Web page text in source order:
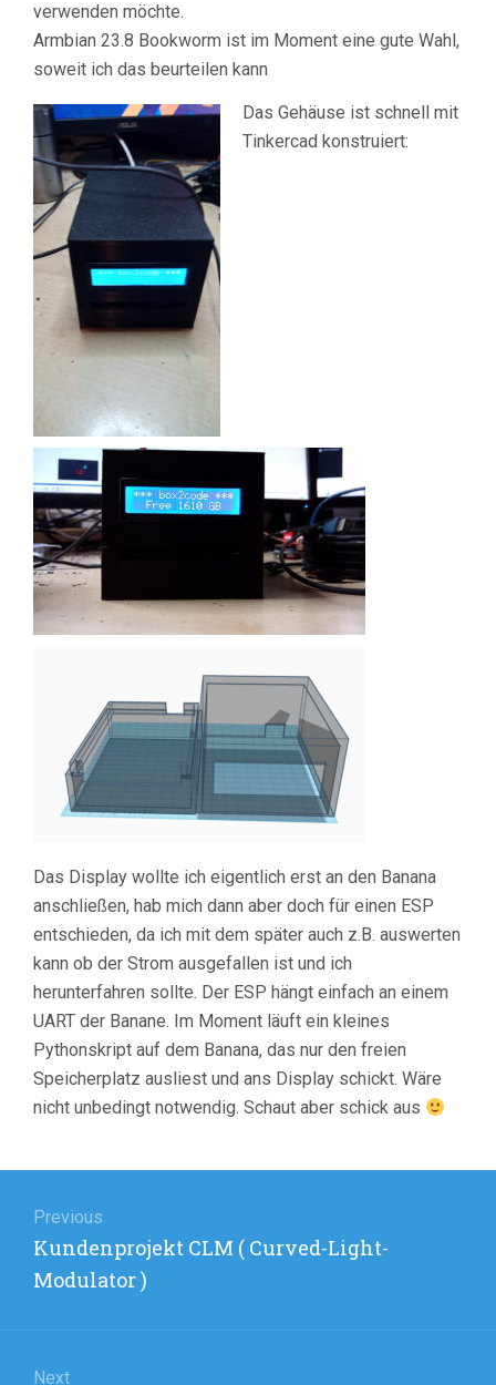
verwenden möchte.
Armbian 23.8 Bookworm ist im Moment eine gute Wahl,
soweit ich das beurteilen kann
Das Gehäuse ist schnell mit
Tinkercad konstruiert:
Das Display wollte ich eigentlich erst an den Banana
anschließen, hab mich dann aber doch für einen ESP
entschieden, da ich mit dem später auch z.B. auswerten
kann ob der Strom ausgefallen ist und ich
herunterfahren sollte. Der ESP hängt einfach an einem
UART der Banane. Im Moment läuft ein kleines
Pythonskript auf dem Banana, das nur den freien
Speicherplatz ausliest und ans Display schickt. Wäre
nicht unbedingt notwendig. Schaut aber schick aus
Previous
Previous
post:
Kundenprojekt CLM ( Curved-Light-
Modulator )
Next